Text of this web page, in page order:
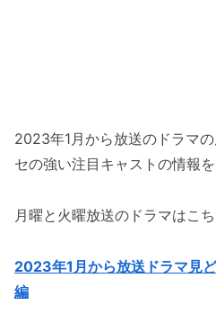
2023年1月から放送のドラマ
セの強い注目キャストの情報を
月曜と火曜放送のドラマはこ
2023年1月から放送ドラマ見
編